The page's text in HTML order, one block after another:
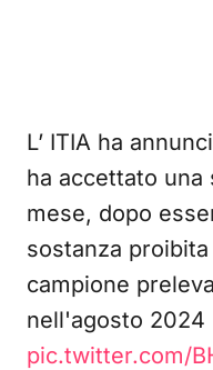
L’ ITIA ha
ha accettato una
mese, dopo
sostanza
campione
nell'agosto 2024
pic.twitter.com/